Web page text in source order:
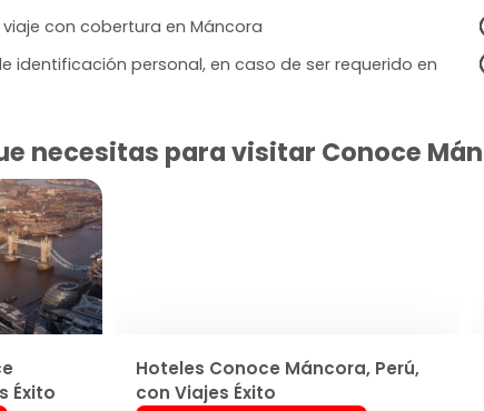
con cobertura en Máncora
identificación personal, en caso de ser requerido en
necesitas para visitar Conoce
Éxito
Hoteles Conoce Máncora, Perú,
con Viajes Éxito